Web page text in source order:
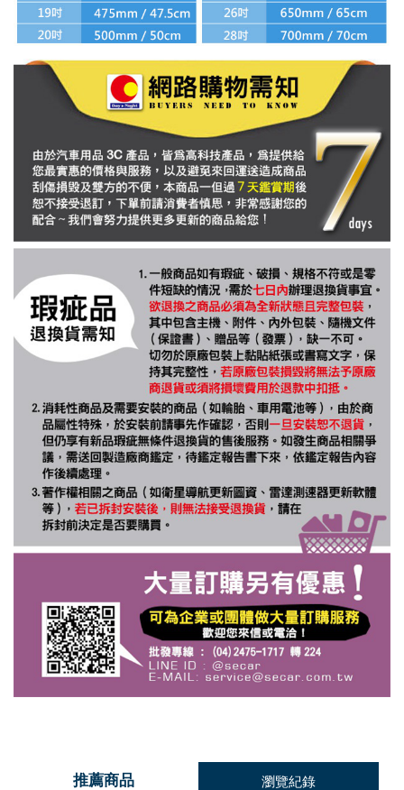
推薦商品 瀏覽紀錄